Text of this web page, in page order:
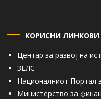
КОРИСНИ ЛИНКОВИ
Центар за развој на
ЗЕЛС
Националниот Портал
Министерство за